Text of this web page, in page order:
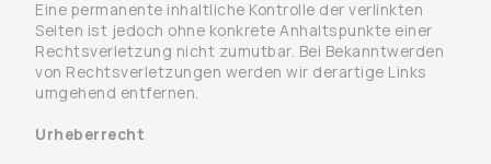
Eine permanente inhaltliche Kontrolle der verlinkten
Seiten ist jedoch ohne konkrete Anhaltspunkte einer
Rechtsverletzung nicht zumutbar. Bei Bekanntwerden
von Rechtsverletzungen werden wir derartige Links
umgehend entfernen.
Urheberrecht